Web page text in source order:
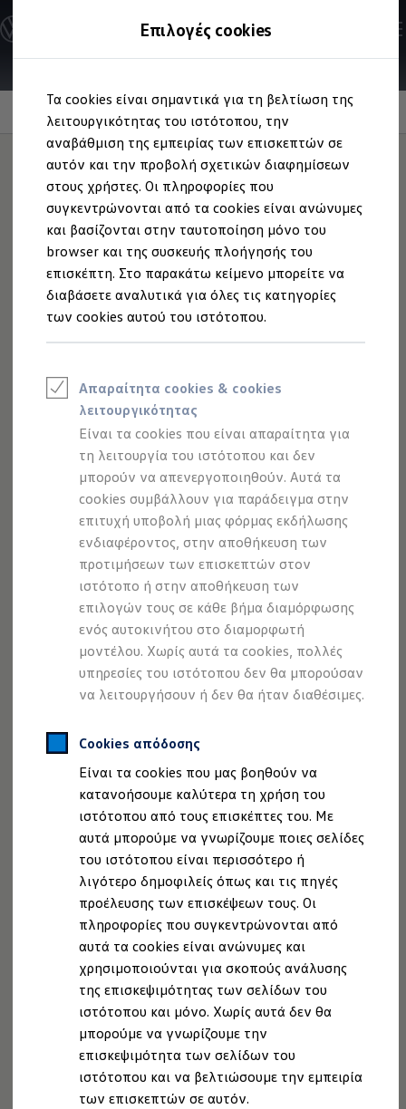
Επιλογές cookies
Τα cookies είναι σημαντικά για τη βελτίωση της
λειτουργικότητας του ιστότοπου, την
αναβάθμιση της εμπειρίας των επισκεπτών σε
αυτόν και την προβολή σχετικών διαφημίσεων
στους χρήστες. Οι πληροφορίες που
συγκεντρώνονται από τα cookies είναι ανώνυμες
και βασίζονται στην ταυτοποίηση μόνο του
browser και της συσκευής πλοήγησής του
επισκέπτη. Στο παρακάτω κείμενο μπορείτε να
διαβάσετε αναλυτικά για όλες τις κατηγορίες
των cookies αυτού του ιστότοπου.
Απαραίτητα cookies & cookies
λειτουργικότητας
Είναι τα cookies που είναι απαραίτητα για
τη λειτουργία του ιστότοπου και δεν
μπορούν να απενεργοποιηθούν. Αυτά τα
cookies συμβάλλουν για παράδειγμα στην
επιτυχή υποβολή μιας φόρμας εκδήλωσης
ενδιαφέροντος, στην αποθήκευση των
προτιμήσεων των επισκεπτών στον
ιστότοπο ή στην αποθήκευση των
επιλογών τους σε κάθε βήμα διαμόρφωσης
ενός αυτοκινήτου στο διαμορφωτή
μοντέλου. Χωρίς αυτά τα cookies, πολλές
υπηρεσίες του ιστότοπου δεν θα μπορούσαν
να λειτουργήσουν ή δεν θα ήταν διαθέσιμες.
Cookies απόδοσης
Είναι τα cookies που μας βοηθούν να
κατανοήσουμε καλύτερα τη χρήση του
ιστότοπου από τους επισκέπτες του. Με
αυτά μπορούμε να γνωρίζουμε ποιες σελίδες
του ιστότοπου είναι περισσότερο ή
λιγότερο δημοφιλείς όπως και τις πηγές
προέλευσης των επισκέψεων τους. Οι
πληροφορίες που συγκεντρώνονται από
αυτά τα cookies είναι ανώνυμες και
χρησιμοποιούνται για σκοπούς ανάλυσης
της επισκεψιμότητας των σελίδων του
ιστότοπου και μόνο. Χωρίς αυτά δεν θα
μπορούμε να γνωρίζουμε την
επισκεψιμότητα των σελίδων του
ιστότοπου και να βελτιώσουμε την εμπειρία
των επισκεπτών σε αυτόν.
στο
περιεχόμενο
στο
footer
Ανακαλύψτε τα Μοντέλα
Διαμορφώστε το Volkswagen σας
Επαγγελματικά Οχήματα Volkswagen
Ηλεκτρικά & eHybrid μοντέλα
Ηλεκτρικά μοντέλα
ID.3 Neo
Νέο ID. Polo
ID.4
ID.4 GTX
ID.5
ID.5 GTX
ID.7
ID.7 GTX
ID. Buzz
ID. Buzz Cargo
ID. CROSS
eHybrid μοντέλα
Golf GTE
Νέο Tayron ehybrid
e-Tools για ηλεκτρικά αυτοκίνητα
Προσομοιωτής αυτονομίας
Προσομοιωτής χρόνου φόρτισης
Προσομοιωτής κόστους φόρτισης
ID. Ενημερώσεις λογισμικού
We Charge - Υπηρεσία Φόρτισης
Εύρεση δημόσιων σημείων φόρτισης
ID. Charger
Ενημέρωση ID.
Πλατφόρμα MEB
Μύθοι & Αλήθειες για την ηλεκτροκίνηση
Πού μπορώ να φορτίσω;
Πόσο μακριά μπορώ να φτάσω;
Πώς μπορώ να πληρώσω;
Πώς μπορώ να φορτίσω;
Η αντλία θερμότητας στα ID.
Η λειτουργία ανάκτησης ενέργειας κατά την
Το σύστημα πέδησης στα ID.
Διαθέσιμα νέα και μεταχειρισμένα αυτοκίνητα
Διαθέσιμα νέα αυτοκίνητα
Χρηματοδότηση και Leasing
Volkswagen Easy Living
Χρηματοδότηση Auto Credit
Χρηματοδότηση Classic Credit
Καινοτόμες Τεχνολογίες
Ιδιοκτήτες και υπηρεσίες After Sales
myVolkswagen
Service και γνήσια ανταλλακτικά
Επιθεώρηση & ΚΤΕΟ
Επισκευές & έλεγχοι
Λιπαντικά κινητήρα και υγρά
Τροχοί και ελαστικά
Οδική Βοήθεια
Volkswagen Service
Ανταλλακτικά Volkswagen
Γνήσια αξεσουάρ Volkswagen
Γνήσια αξεσουάρ Volkswagen ειδικά για κάθε
Εσωτερική και εξωτερική προστασία
Λύσεις μεταφοράς και αποσκευών
Ψυχαγωγία και ηλεκτρονικές συσκευές
Εξατομίκευση
Επιτοίχιος σταθμός φόρτισης και καλώδια
Συλλογές Lifestyle
Καπάκια βαλβίδων
τροχού
Τα καπάκια βαλβίδων με το σχέδιο της Volkswagen
βαλβίδες από καουτσούκ και ορείχαλκο, μπορούν να
προστατεύσουν τις βαλβίδες από σκόνη, βρωμιά και
υγρασία. Το σετ αποτελείται από τέσσερα καπάκια υψηλής
Ανακαλύψτε περισσότερα
, 1 από 2 , 2 από 2